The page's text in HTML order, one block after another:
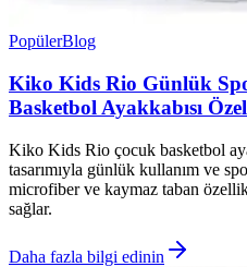
PopülerBlog
Kiko Kids Rio Günlük
Basketbol Ayakkabısı
Kiko Kids Rio çocuk basketbol
tasarımıyla günlük kullanım ve
microfiber ve kaymaz taban
sağlar.
Daha fazla bilgi edinin